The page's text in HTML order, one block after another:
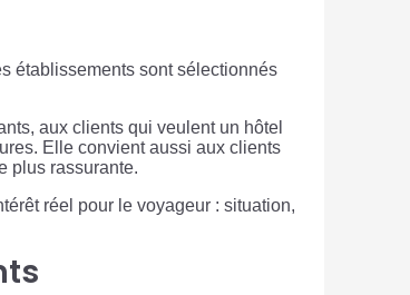
établissements sont sélectionnés
aux clients qui veulent un hôtel
Elle convient aussi aux clients
plus rassurante.
réel pour le voyageur : situation,